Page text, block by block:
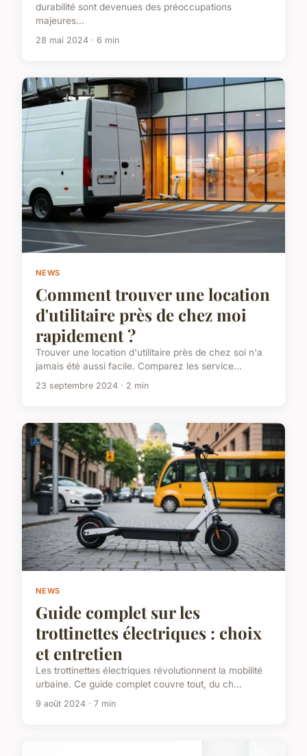
durabilité sont devenues des préoccupations
majeures...
28 mai 2024 · 6 min
NEWS
Comment trouver une location
d'utilitaire près de chez moi
rapidement ?
Trouver une location d'utilitaire près de chez soi n'a
jamais été aussi facile. Comparez les service...
23 septembre 2024 · 2 min
NEWS
Guide complet sur les
trottinettes électriques : choix
et entretien
Les trottinettes électriques révolutionnent la mobilité
urbaine. Ce guide complet couvre tout, du ch...
9 août 2024 · 7 min